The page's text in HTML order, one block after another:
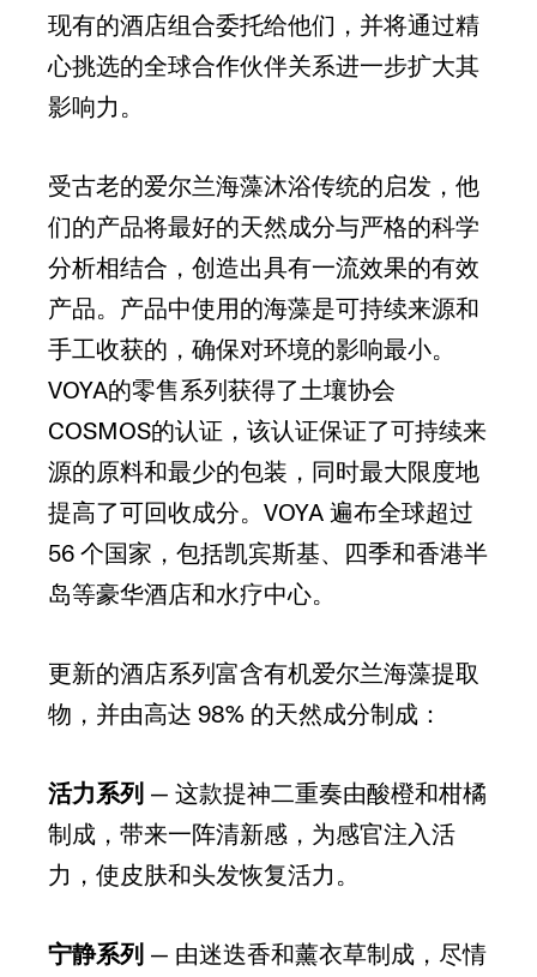
现有的酒店组合委托给他们，并将通过精
心挑选的全球合作伙伴关系进一步扩大其
影响力。
受古老的爱尔兰海藻沐浴传统的启发，他
们的产品将最好的天然成分与严格的科学
分析相结合，创造出具有一流效果的有效
产品。产品中使用的海藻是可持续来源和
手工收获的，确保对环境的影响最小。
VOYA的零售系列获得了土壤协会
COSMOS的认证，该认证保证了可持续来
源的原料和最少的包装，同时最大限度地
提高了可回收成分。VOYA 遍布全球超过
56 个国家，包括凯宾斯基、四季和香港半
岛等豪华酒店和水疗中心。
更新的酒店系列富含有机爱尔兰海藻提取
物，并由高达 98% 的天然成分制成：
活力系列 — 这款提神二重奏由酸橙和柑橘
制成，带来一阵清新感，为感官注入活
力，使皮肤和头发恢复活力。
宁静系列 — 由迷迭香和薰衣草制成，尽情